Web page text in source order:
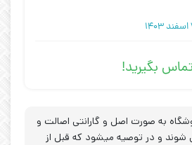
بگیرید!
به صورت اصل و گارانتی اصالت و
شوند و در توصیه میشود که قبل از